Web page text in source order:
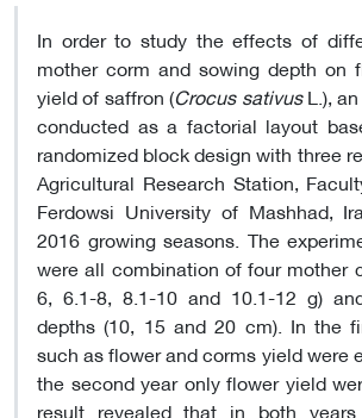
In order to study the effects of
mother corm and sowing depth on
yield of saffron (Crocus sativusL.),
conducted as a factorial layout
randomized block design with three
Agricultural Research Station,
Ferdowsi University of Mashhad,
2016 growing seasons. The
were all combination of four mother
6, 6.1-8, 8.1-10 and 10.1-12 g)
depths (10, 15 and 20 cm). In the
such as flower and corms yield were
the second year only flower yield
result revealed that in both